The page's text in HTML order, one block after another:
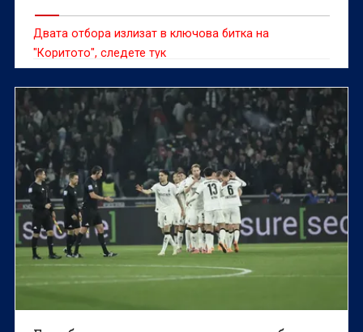
Двата отбора излизат в ключова битка на
"Коритото", следете тук